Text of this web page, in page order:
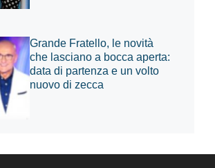
Grande Fratello, le novità
che lasciano a bocca aperta:
data di partenza e un volto
nuovo di zecca